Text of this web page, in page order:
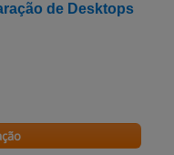
de Desktops